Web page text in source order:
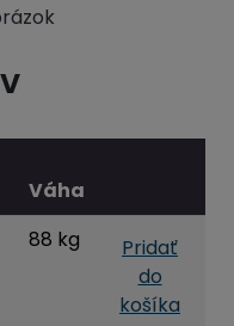
Váha
88 kg
Pridať
do
košíka